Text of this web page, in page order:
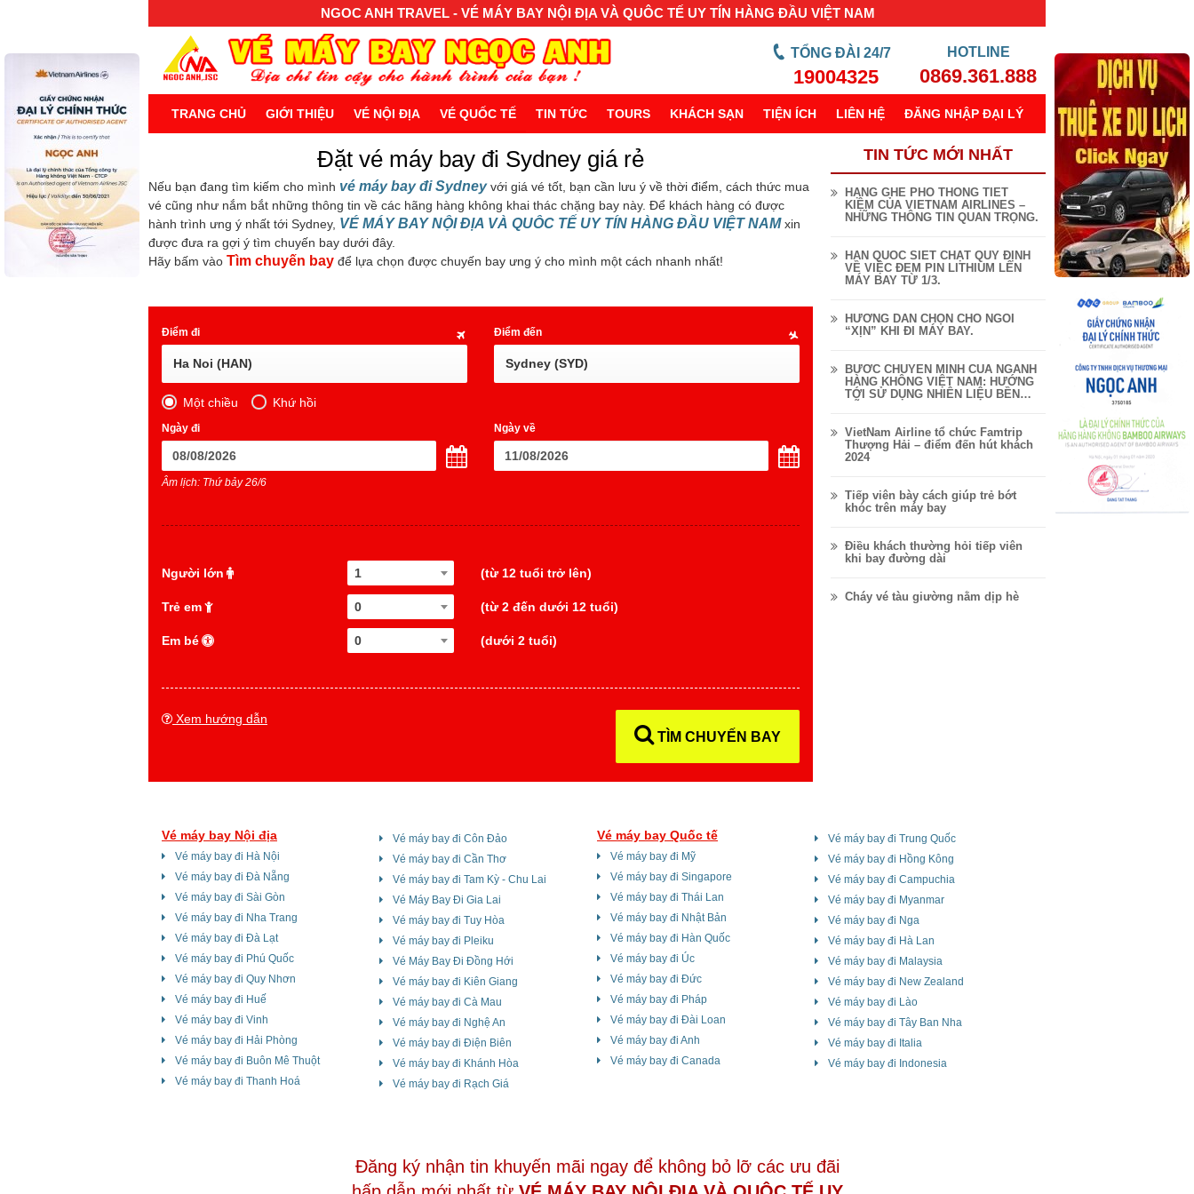
NGOC ANH TRAVEL - VÉ MÁY BAY NỘI ĐỊA VÀ QUÔC TẾ UY TÍN HÀNG ĐẦU VIỆT NAM
TỔNG ĐÀI 24/7
19004325 0869.361.888
TRANG CHỦ GIỚI THIỆU VÉ NỘI ĐỊA VÉ QUỐC TẾ TIN TỨC TOURS KHÁCH SẠN TIỆN ÍCH LIÊN HỆ ĐĂNG NHẬP ĐẠI LÝ
Đặt vé máy bay đi Sydney giá rẻ
Nếu bạn đang tìm kiếm cho mình vé máy bay đi Sydneyvới giá vé tốt, bạn cần lưu ý về thời điểm, cách thức mua
vé cũng như nắm bắt những thông tin về các hãng hàng không khai thác chặng bay này. Để khách hàng có được
hành trình ưng ý nhất tới Sydney, VÉ MÁY BAY NỘI ĐỊA VÀ QUÔC TẾ UY TÍN HÀNG ĐẦU VIỆT NAMxin
được đưa ra gợi ý tìm chuyến bay dưới đây.
Hãy bấm vào Tìm chuyến bay để lựa chọn được chuyến bay ưng ý cho mình một cách nhanh nhất!
Điểm đi
Ha Noi (HAN)
Điểm đến
Sydney (SYD)
Một chiều Khứ hồi
Ngày đi
Âm lịch: Thứ bảy 26/6
Ngày về
Người lớn 1 (từ 12 tuổi trở lên)
Trẻ em 0 (từ 2 đến dưới 12 tuổi)
Em bé 0 (dưới 2 tuổi)
Xem hướng dẫn
TÌM CHUYẾN BAY
TIN TỨC MỚI NHẤT
HẠNG GHẾ PHỔ THÔNG TIẾT
KIỆM CỦA VIETNAM AIRLINES –
NHỮNG THÔNG TIN QUAN TRỌNG.
HÀN QUỐC SIẾT CHẶT QUY ĐỊNH
VỀ VIỆC ĐEM PIN LITHIUM LÊN
MÁY BAY TỪ 1/3.
HƯỚNG DẪN CHỌN CHỖ NGỒI
“XỊN” KHI ĐI MÁY BAY.
BƯỚC CHUYỂN MÌNH CỦA NGÀNH
HÀNG KHÔNG VIỆT NAM: HƯỚNG
TỚI SỬ DỤNG NHIÊN LIỆU BỀN
VietNam Airline tổ chức Famtrip
Thượng Hải – điểm đến hút khách
2024
Tiếp viên bày cách giúp trẻ bớt
khóc trên máy bay
Điều khách thường hỏi tiếp viên
khi bay đường dài
Cháy vé tàu giường nằm dịp hè
Vé máy bay Nội địa
Vé máy bay đi Hà Nội
Vé máy bay đi Đà Nẵng
Vé máy bay đi Sài Gòn
Vé máy bay đi Nha Trang
Vé máy bay đi Đà Lạt
Vé máy bay đi Phú Quốc
Vé máy bay đi Quy Nhơn
Vé máy bay đi Huế
Vé máy bay đi Vinh
Vé máy bay đi Hải Phòng
Vé máy bay đi Buôn Mê Thuột
Vé máy bay đi Thanh Hoá
Vé máy bay đi Côn Đảo
Vé máy bay đi Cần Thơ
Vé máy bay đi Tam Kỳ - Chu Lai
Vé Máy Bay Đi Gia Lai
Vé máy bay đi Tuy Hòa
Vé máy bay đi Pleiku
Vé Máy Bay Đi Đồng Hới
Vé máy bay đi Kiên Giang
Vé máy bay đi Cà Mau
Vé máy bay đi Nghệ An
Vé máy bay đi Điện Biên
Vé máy bay đi Khánh Hòa
Vé máy bay đi Rạch Giá
Vé máy bay Quốc tế
Vé máy bay đi Mỹ
Vé máy bay đi Singapore
Vé máy bay đi Thái Lan
Vé máy bay đi Nhật Bản
Vé máy bay đi Hàn Quốc
Vé máy bay đi Úc
Vé máy bay đi Đức
Vé máy bay đi Pháp
Vé máy bay đi Đài Loan
Vé máy bay đi Anh
Vé máy bay đi Canada
Vé máy bay đi Trung Quốc
Vé máy bay đi Hồng Kông
Vé máy bay đi Campuchia
Vé máy bay đi Myanmar
Vé máy bay đi Nga
Vé máy bay đi Hà Lan
Vé máy bay đi Malaysia
Vé máy bay đi New Zealand
Vé máy bay đi Lào
Vé máy bay đi Tây Ban Nha
Vé máy bay đi Italia
Vé máy bay đi Indonesia
Đăng ký nhận tin khuyến mãi ngay để không bỏ lỡ các ưu đãi